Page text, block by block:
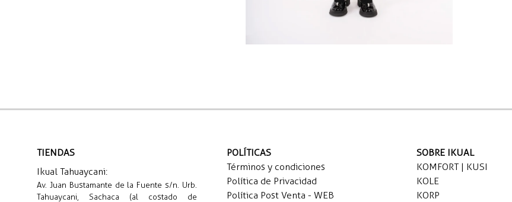
TIENDAS
Ikual Tahuaycani:
Av. Juan Bustamante de la Fuente s/n. Urb.
Tahuaycani, Sachaca (al costado de
POLÍTICAS
Términos y condiciones
Política de Privacidad
Política Post Venta - WEB
SOBRE IKUAL
KOMFORT | KUSI
KOLE
KORP